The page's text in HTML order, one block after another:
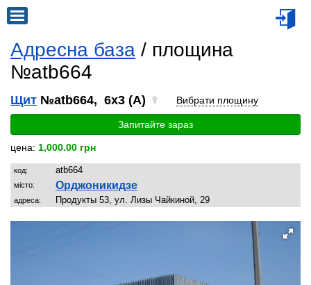
Адресна база / площина
№atb664
Щит №atb664, 6x3 (A) Вибрати площину
Запитайте зараз
цена: 1,000.00 грн
код: atb664
місто: Орджоникидзе
адреса: Продукты 53, ул. Лизы Чайкиной, 29